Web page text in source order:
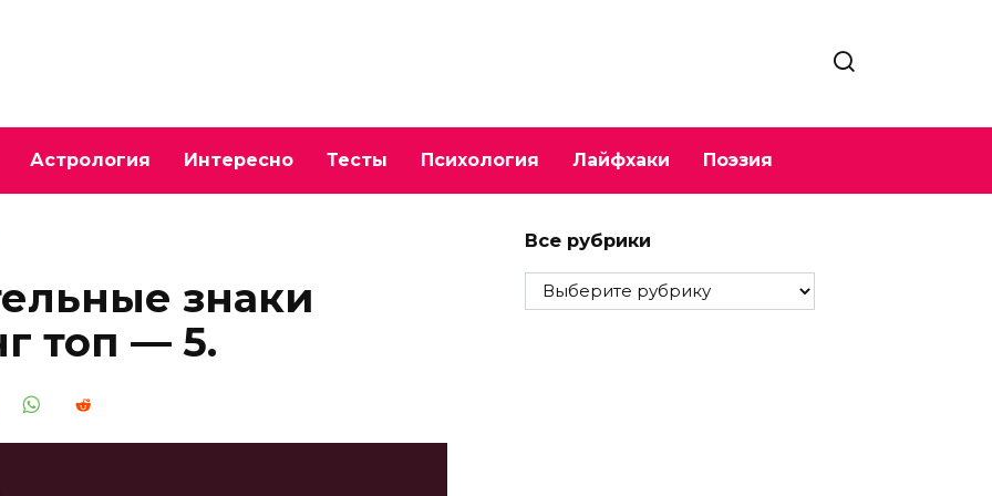
Астрология Интересно Тесты Психология Лайфхаки Поэзия
знаки
топ — 5.
Все рубрики
Все
рубрики